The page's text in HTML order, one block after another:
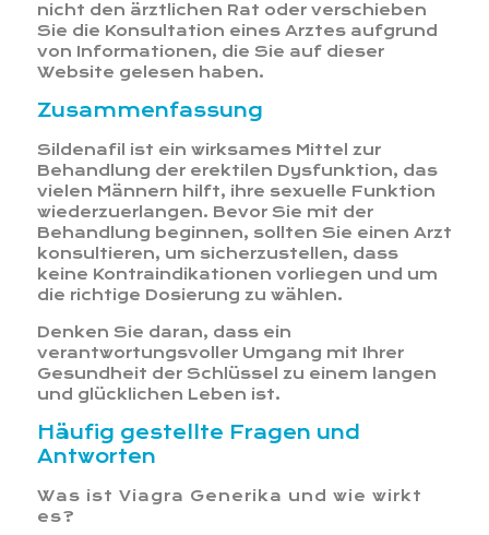
nicht den ärztlichen Rat oder verschieben
Sie die Konsultation eines Arztes aufgrund
von Informationen, die Sie auf dieser
Website gelesen haben.
Zusammenfassung
Sildenafil ist ein wirksames Mittel zur
Behandlung der erektilen Dysfunktion, das
vielen Männern hilft, ihre sexuelle Funktion
wiederzuerlangen. Bevor Sie mit der
Behandlung beginnen, sollten Sie einen Arzt
konsultieren, um sicherzustellen, dass
keine Kontraindikationen vorliegen und um
die richtige Dosierung zu wählen.
Denken Sie daran, dass ein
verantwortungsvoller Umgang mit Ihrer
Gesundheit der Schlüssel zu einem langen
und glücklichen Leben ist.
Häufig gestellte Fragen und
Antworten
Was ist Viagra Generika und wie wirkt
es?